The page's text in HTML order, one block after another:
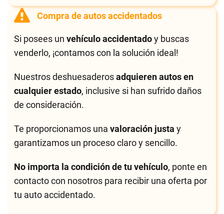
Compra de autos accidentados
Si posees unvehículo accidentadoy buscas
venderlo, ¡contamos con la solución ideal!
Nuestros deshuesaderosadquieren autos en
cualquier estado, inclusive si han sufrido daños
de consideración.
Te proporcionamos unavaloración justa y
garantizamos un proceso claro y sencillo.
No importa la condición de tu vehículo, ponte en
contacto con nosotros para recibir una oferta por
tu auto accidentado.